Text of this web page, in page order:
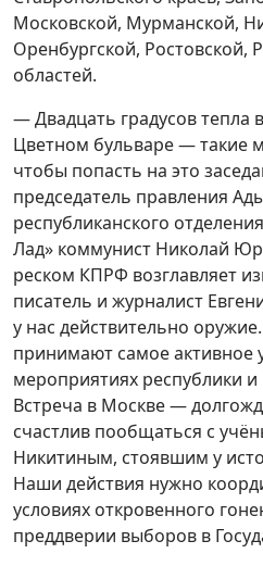
Московской, Мурманской,
Оренбургской, Ростовской,
областей.
— Двадцать градусов тепла
Цветном бульваре — такие
чтобы попасть на это
председатель правления
республиканского
Лад» коммунист Николай
реском КПРФ возглавляет
писатель и журналист
у нас действительно
принимают самое активное
мероприятиях республики и
Встреча в Москве —
счастлив пообщаться с
Никитиным, стоявшим у
Наши действия нужно
условиях откровенного
преддверии выборов в